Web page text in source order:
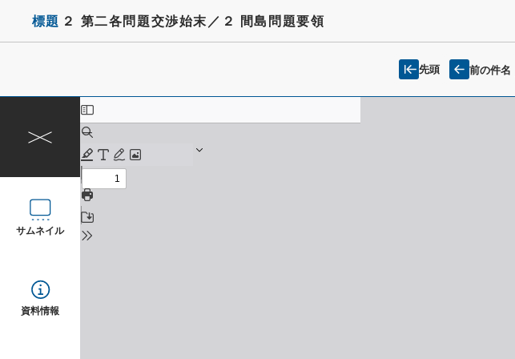
標題 ２ 第二各問題交渉始末／２ 間島問題要領
先頭 前の件名
サムネイル
資料情報